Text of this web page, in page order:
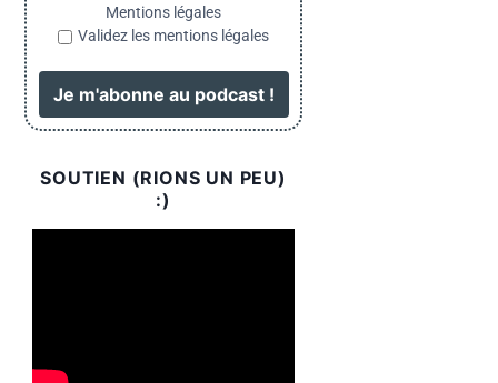
Mentions légales
Validez les mentions légales
SOUTIEN (RIONS UN PEU)
:)